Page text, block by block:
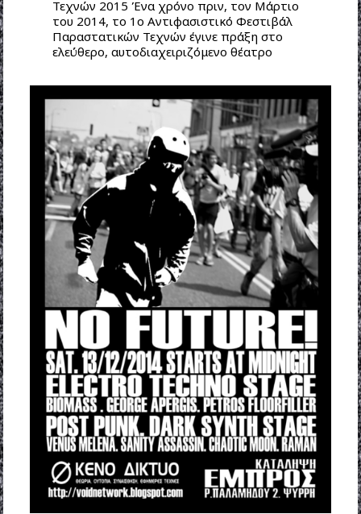
Τεχνών 2015 Ένα χρόνο πριν, τον Μάρτιο
του 2014, το 1ο Αντιφασιστικό Φεστιβάλ
Παραστατικών Τεχνών έγινε πράξη στο
ελεύθερο, αυτοδιαχειριζόμενο θέατρο